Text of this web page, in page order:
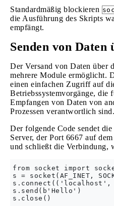
Standardmäßig blockieren
die Ausführung des Skripts
empfängt.
Senden von Daten
Der Versand von Daten über
mehrere Module ermöglicht.
einen einfachen Zugriff auf
Betriebssystemvorgänge, die
Empfangen von Daten von
Prozessen verantwortlich sind.
Der folgende Code sendet die
Server, der Port 6667 auf
und schließt die Verbindung,
from socket import socket,
s = socket(AF_INET,
s.connect(('localhost',
s.send(b'Hello')